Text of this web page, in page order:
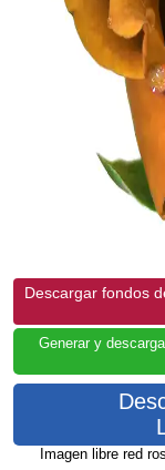
Descargar fondos
Generar y
Imagen libre red